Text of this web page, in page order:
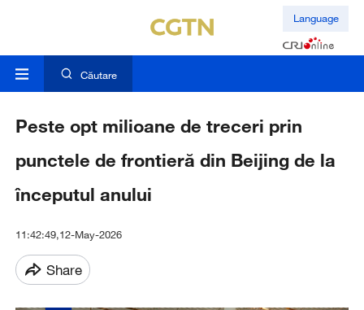
Language
Căutare
Peste opt milioane de treceri prin
punctele de frontieră din Beijing de la
începutul anului
11:42:49,12-May-2026
Share